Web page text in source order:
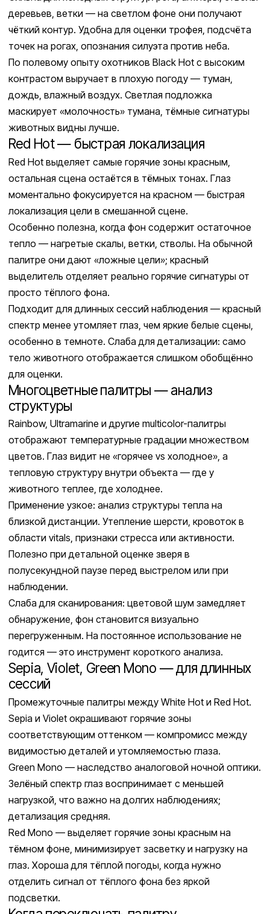
деревьев, ветки — на светлом фоне они получают
чёткий контур. Удобна для оценки трофея, подсчёта
точек на рогах, опознания силуэта против неба.
По полевому опыту охотников Black Hot с высоким
контрастом выручает в плохую погоду — туман,
дождь, влажный воздух. Светлая подложка
маскирует «молочность» тумана, тёмные сигнатуры
животных видны лучше.
Red Hot — быстрая локализация
Red Hot выделяет самые горячие зоны красным,
остальная сцена остаётся в тёмных тонах. Глаз
моментально фокусируется на красном — быстрая
локализация цели в смешанной сцене.
Особенно полезна, когда фон содержит остаточное
тепло — нагретые скалы, ветки, стволы. На обычной
палитре они дают «ложные цели»; красный
выделитель отделяет реально горячие сигнатуры от
просто тёплого фона.
Подходит для длинных сессий наблюдения — красный
спектр менее утомляет глаз, чем яркие белые сцены,
особенно в темноте. Слаба для детализации: само
тело животного отображается слишком обобщённо
для оценки.
Многоцветные палитры — анализ
структуры
Rainbow, Ultramarine и другие multicolor-палитры
отображают температурные градации множеством
цветов. Глаз видит не «горячее vs холодное», а
тепловую структуру внутри объекта — где у
животного теплее, где холоднее.
Применение узкое: анализ структуры тепла на
близкой дистанции. Утепление шерсти, кровоток в
области vitals, признаки стресса или активности.
Полезно при детальной оценке зверя в
полусекундной паузе перед выстрелом или при
наблюдении.
Слаба для сканирования: цветовой шум замедляет
обнаружение, фон становится визуально
перегруженным. На постоянное использование не
годится — это инструмент короткого анализа.
Sepia, Violet, Green Mono — для длинных
сессий
Промежуточные палитры между White Hot и Red Hot.
Sepia и Violet окрашивают горячие зоны
соответствующим оттенком — компромисс между
видимостью деталей и утомляемостью глаза.
Green Mono — наследство аналоговой ночной оптики.
Зелёный спектр глаз воспринимает с меньшей
нагрузкой, что важно на долгих наблюдениях;
детализация средняя.
Red Mono — выделяет горячие зоны красным на
тёмном фоне, минимизирует засветку и нагрузку на
глаз. Хороша для тёплой погоды, когда нужно
отделить сигнал от тёплого фона без яркой
подсветки.